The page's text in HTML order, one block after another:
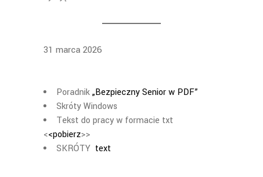
31 marca 2026
Poradnik„Bezpieczny Senior w PDF”
Skróty Windows
Tekst do pracy w formacie txt
<<pobierz>>
SKRÓTY text